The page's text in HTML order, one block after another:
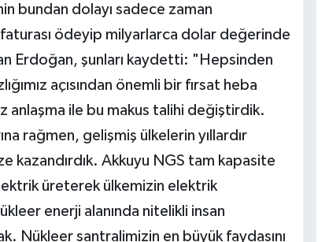
bundan dolayı sadece zaman
ödeyip milyarlarca dolar değerinde
Erdoğan, şunları kaydetti: "Hepsinden
açısından önemli bir fırsat heba
anlaşma ile bu makus talihi değiştirdik.
rağmen, gelişmiş ülkelerin yıllardır
kazandırdık. Akkuyu NGS tam kapasite
üreterek ülkemizin elektrik
enerji alanında nitelikli insan
Nükleer santralimizin en büyük faydasını